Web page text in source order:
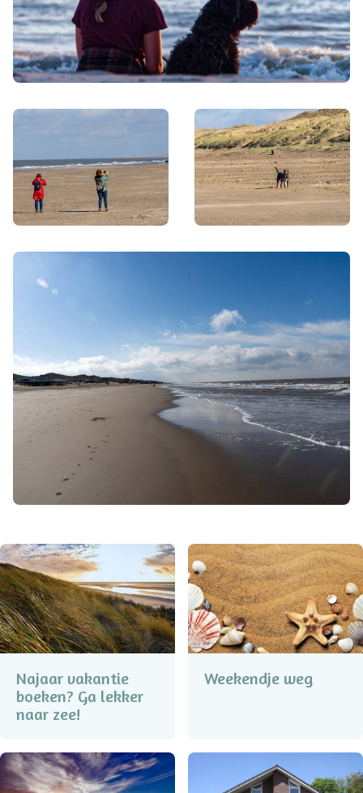
Najaar vakantie
boeken? Ga lekker
naar zee!
Weekendje weg